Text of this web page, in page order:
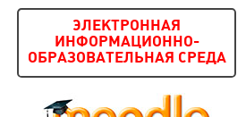
ЭЛЕКТРОННАЯ
ИНФОРМАЦИОННО-
ОБРАЗОВАТЕЛЬНАЯ СРЕДА